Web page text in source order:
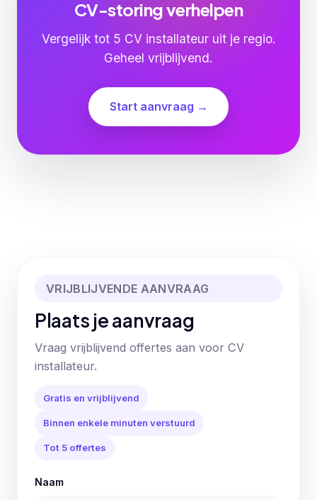
CV-storing verhelpen
Vergelijk tot 5 CV installateur uit je regio.
Geheel vrijblijvend.
Start aanvraag →
VRIJBLIJVENDE AANVRAAG
Plaats je aanvraag
Vraag vrijblijvend offertes aan voor CV
installateur.
Gratis en vrijblijvend
Binnen enkele minuten verstuurd
Tot 5 offertes
Naam